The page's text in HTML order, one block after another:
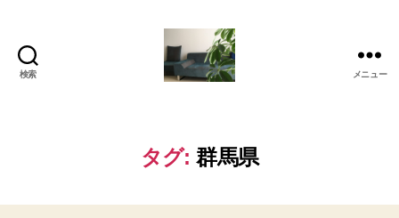
検索
美
(お
も
メニュー
タグ: 群馬県